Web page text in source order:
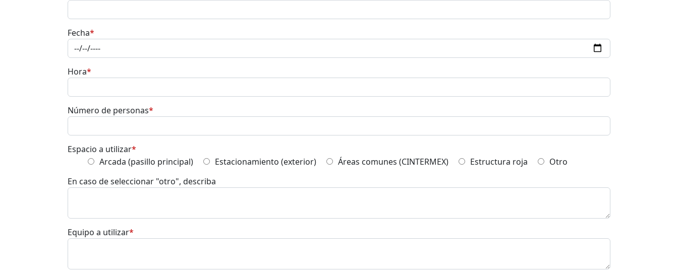
Fecha*
Hora*
Número de personas*
Espacio a utilizar*
Arcada (pasillo principal)
Estacionamiento (exterior) Áreas comunes (CINTERMEX) Estructura roja
Otro
En caso de seleccionar "otro", describa
Equipo a utilizar*